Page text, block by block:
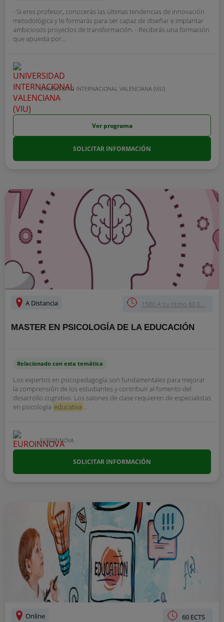
- Si eres profesor, conocerás las últimas tendencias de innovación
metodológica y te formarás para ser capaz de diseñar e implantar
ambiciosos proyectos de transformación. - Recibirás una formación
que apuesta por...
UNIVERSIDAD INTERNACIONAL VALENCIANA (VIU)
Ver programa
SOLICITAR INFORMACIÓN
A Distancia 1500 A tu ritmo 60 E...
MASTER EN PSICOLOGÍA DE LA EDUCACIÓN
Relacionado con esta temática
Los expertos en psicopedagogía son fundamentales para mejorar
la comprensión de los estudiantes y contribuir al fomento del
desarrollo cognitivo. Los salones de clase requieren de especialistas
en psicología educativa ...
EUROINNOVA
SOLICITAR INFORMACIÓN
Online 60 ECTS